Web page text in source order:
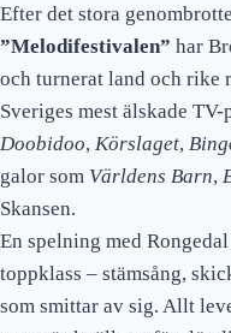
Efter det stora
”Melodifestivalen” har
och turnerat land och rike
Sveriges mest älskade TV-
Doobidoo, Körslaget,
galor som Världens Barn,
Skansen.
En spelning med
toppklass – stämsång,
som smittar av sig. Allt